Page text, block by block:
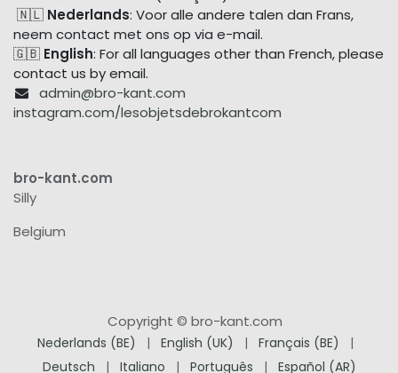
🇳🇱 Nederlands: Voor alle andere talen dan Frans,
neem contact met ons op via e-mail.
🇬🇧 English: For all languages other than French, please
contact us by email.
admin@bro-kant.com
instagram.com/lesobjetsdebrokantcom
bro-kant.com
Silly
Belgium
Copyright © bro-kant.com
Nederlands (BE) | English (UK) | Français (BE)
|
Deutsch
| Italiano | Português | Español (AR)